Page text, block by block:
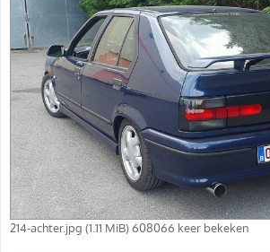
214-achter.jpg (1.11 MiB) 608066 keer bekeken